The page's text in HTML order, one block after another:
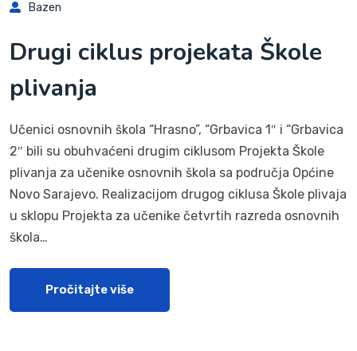
Bazen
Drugi ciklus projekata Škole
plivanja
Učenici osnovnih škola “Hrasno”, “Grbavica 1″ i “Grbavica
2″ bili su obuhvaćeni drugim ciklusom Projekta Škole
plivanja za učenike osnovnih škola sa područja Općine
Novo Sarajevo. Realizacijom drugog ciklusa Škole plivaja
u sklopu Projekta za učenike četvrtih razreda osnovnih
škola…
Pročitajte više